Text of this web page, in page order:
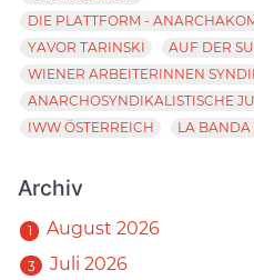
DIE PLATTFORM -
YAVOR TARINSKI
AUF DER
WIENER ARBEITERINNEN
ANARCHOSYNDIKALISTISCHE
IWW ÖSTERREICH
LA BANDA
Archiv
1 August 2026
3 Juli 2026